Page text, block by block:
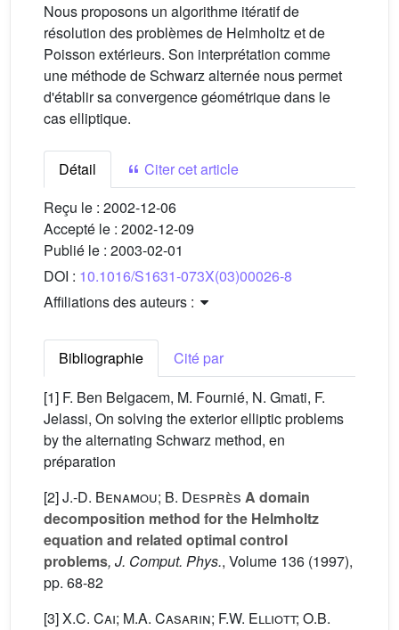
Nous proposons un algorithme itératif de
résolution des problèmes de Helmholtz et de
Poisson extérieurs. Son interprétation comme
une méthode de Schwarz alternée nous permet
d'établir sa convergence géométrique dans le
cas elliptique.
Détail
Citer cet article
Reçu le : 2002-12-06
Accepté le : 2002-12-09
Publié le : 2003-02-01
DOI : 10.1016/S1631-073X(03)00026-8
Affiliations des auteurs :
Bibliographie
Cité par
[1] F. Ben Belgacem, M. Fournié, N. Gmati, F.
Jelassi, On solving the exterior elliptic problems
by the alternating Schwarz method, en
préparation
[2]J.-D. Benamou; B. Desprès A domain
decomposition method for the Helmholtz
equation and related optimal control
problems, J. Comput. Phys., Volume 136 (1997),
pp. 68-82
[3]X.C. Cai; M.A. Casarin; F.W. Elliott; O.B.